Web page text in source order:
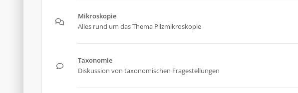
Mikroskopie
Alles rund um das Thema Pilzmikroskopie
Taxonomie
Diskussion von taxonomischen Fragestellungen